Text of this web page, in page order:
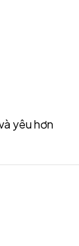
yêu hơn